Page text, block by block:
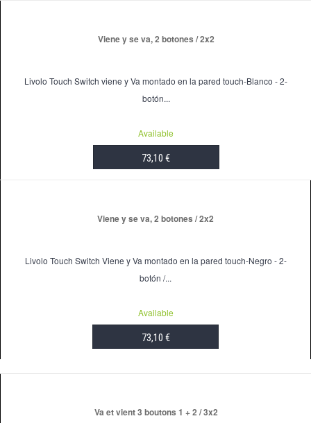
Viene y se va, 2 botones / 2x2
Livolo Touch Switch viene y Va montado en la pared touch-Blanco - 2-
botón...
Available
73,10 €
Viene y se va, 2 botones / 2x2
Livolo Touch Switch Viene y Va montado en la pared touch-Negro - 2-
botón /...
Available
73,10 €
Va et vient 3 boutons 1 + 2 / 3x2